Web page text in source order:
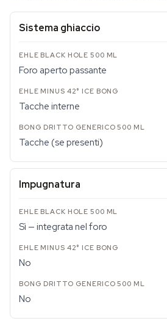
Sistema ghiaccio
Foro aperto passante
Tacche interne
Tacche (se presenti)
Impugnatura
Sì — integrata nel foro
No
No